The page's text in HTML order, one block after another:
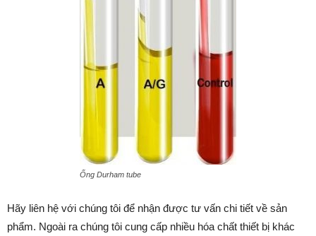
Ống Durham tube
Hãy liên hệ với chúng tôi để nhận được tư vấn chi tiết về sản
phẩm. Ngoài ra chúng tôi cung cấp nhiều hóa chất thiết bị khác